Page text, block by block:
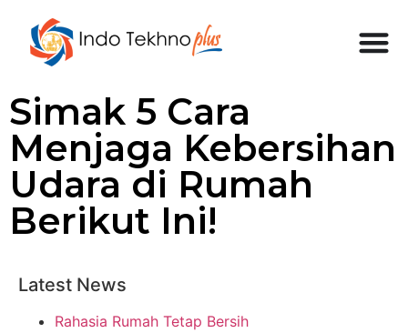
Simak 5 Cara
Menjaga Kebersihan
Udara di Rumah
Berikut Ini!
Latest News
Rahasia Rumah Tetap Bersih